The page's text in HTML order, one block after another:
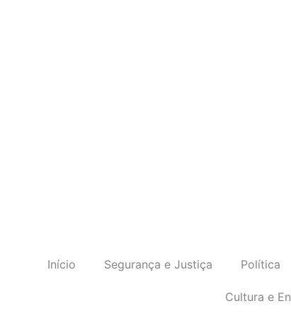
Início Segurança e Justiça Política
Cultura e